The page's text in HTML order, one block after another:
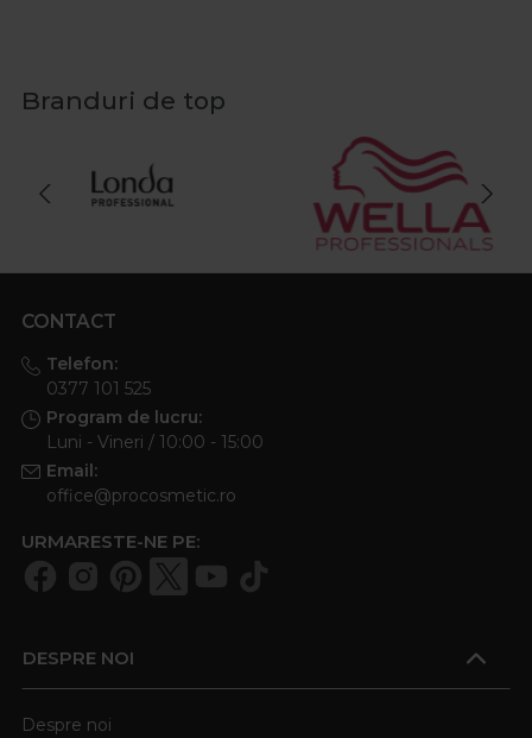
Branduri de top
CONTACT
Telefon:
0377 101 525
Program de lucru:
Luni - Vineri / 10:00 - 15:00
Email:
office@procosmetic.ro
URMARESTE-NE PE:
DESPRE NOI
Despre noi